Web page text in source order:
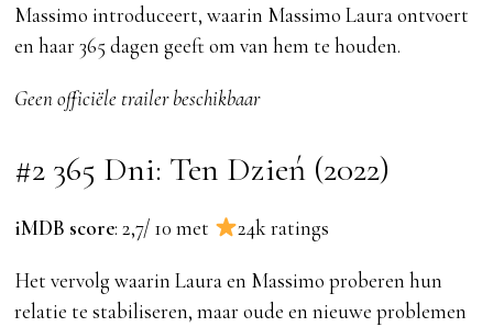
Massimo introduceert, waarin Massimo Laura ontvoert
en haar 365 dagen geeft om van hem te houden.
Geen officiële trailer beschikbaar
#2 365 Dni: Ten Dzień (2022)
iMDB score: 2,7/ 10 met 24k ratings
Het vervolg waarin Laura en Massimo proberen hun
relatie te stabiliseren, maar oude en nieuwe problemen